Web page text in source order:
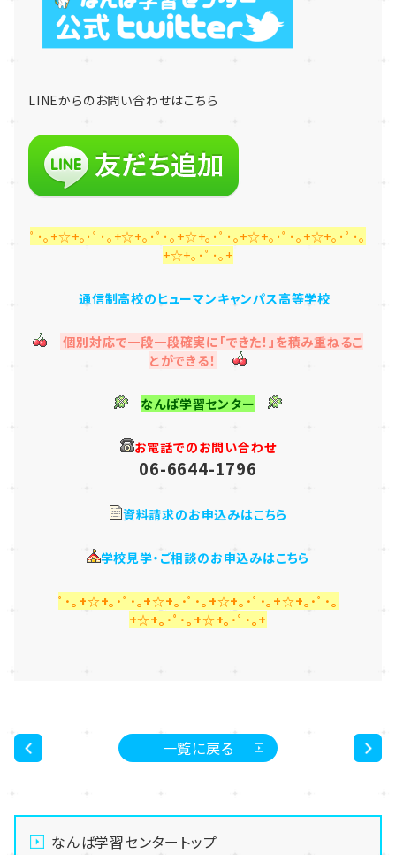
LINEからのお問い合わせはこちら
ﾟ･｡+☆+｡･ﾟ･｡+☆+｡･ﾟ･｡+☆+｡･ﾟ･｡+☆+｡･ﾟ･｡+☆+｡･ﾟ･｡
+☆+｡･ﾟ･｡+
通信制高校のヒューマンキャンパス高等学校
個別対応で一段一段確実に「できた！」を積み重ねるこ
とができる！
なんば学習センター
お電話でのお問い合わせ
06-6644-1796
資料請求のお申込みはこちら
学校見学・ご相談のお申込みはこちら
ﾟ･｡+☆+｡･ﾟ･｡+☆+｡･ﾟ･｡+☆+｡･ﾟ･｡+☆+｡･ﾟ･｡
+☆+｡･ﾟ･｡+☆+｡･ﾟ･｡+
一覧に戻る
なんば学習センタートップ